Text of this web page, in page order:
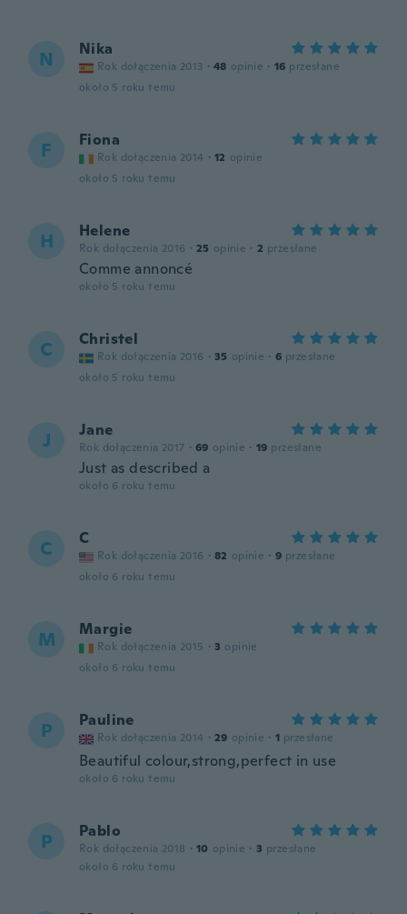
N Nika
Rok dołączenia 2013 · 48 opinie · 16 przesłane
około 5 roku temu
F Fiona
Rok dołączenia 2014 · 12 opinie
około 5 roku temu
H Helene
Rok dołączenia 2016 · 25 opinie · 2 przesłane
Comme annoncé
około 5 roku temu
C Christel
Rok dołączenia 2016 · 35 opinie · 6 przesłane
około 5 roku temu
J Jane
Rok dołączenia 2017 · 69 opinie · 19 przesłane
Just as described a
około 6 roku temu
C C
Rok dołączenia 2016 · 82 opinie · 9 przesłane
około 6 roku temu
M Margie
Rok dołączenia 2015 · 3 opinie
około 6 roku temu
P Pauline
Rok dołączenia 2014 · 29 opinie · 1 przesłane
Beautiful colour,strong,perfect in use
około 6 roku temu
P Pablo
Rok dołączenia 2018 · 10 opinie · 3 przesłane
około 6 roku temu